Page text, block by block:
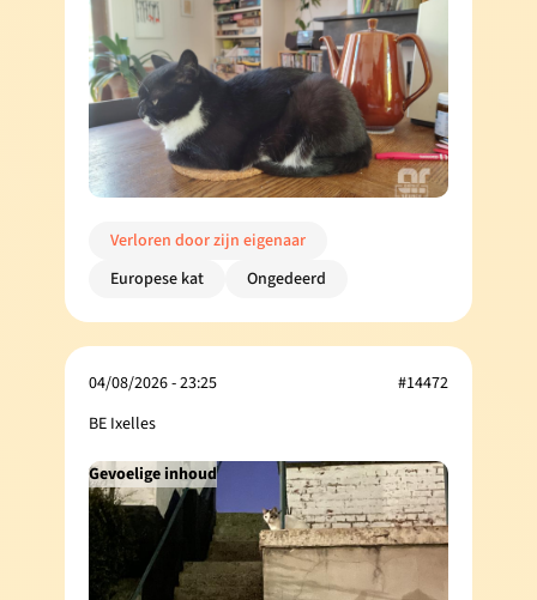
Verloren door zijn eigenaar
Europese kat
Ongedeerd
04/08/2026 - 23:25
BE Ixelles
#14472
Gevoelige inhoud